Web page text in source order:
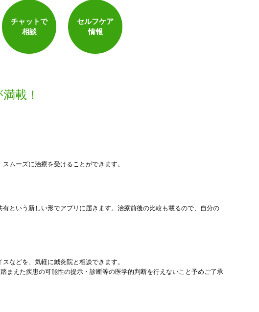
チャットで
相談
セルフケア
情報
載！
ムーズに治療を受けることができます。
という新しい形でアプリに届きます。治療前後の比較も載るので、自分の
などを、気軽に鍼灸院と相談できます。
まえた疾患の可能性の提示・診断等の医学的判断を行えないこと予めご了承